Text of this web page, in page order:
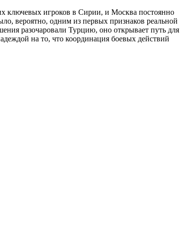
ключевых игроков в Сирии, и Москва постоянно
вероятно, одним из первых признаков реальной
разочаровали Турцию, оно открывает путь для
на то, что координация боевых действий